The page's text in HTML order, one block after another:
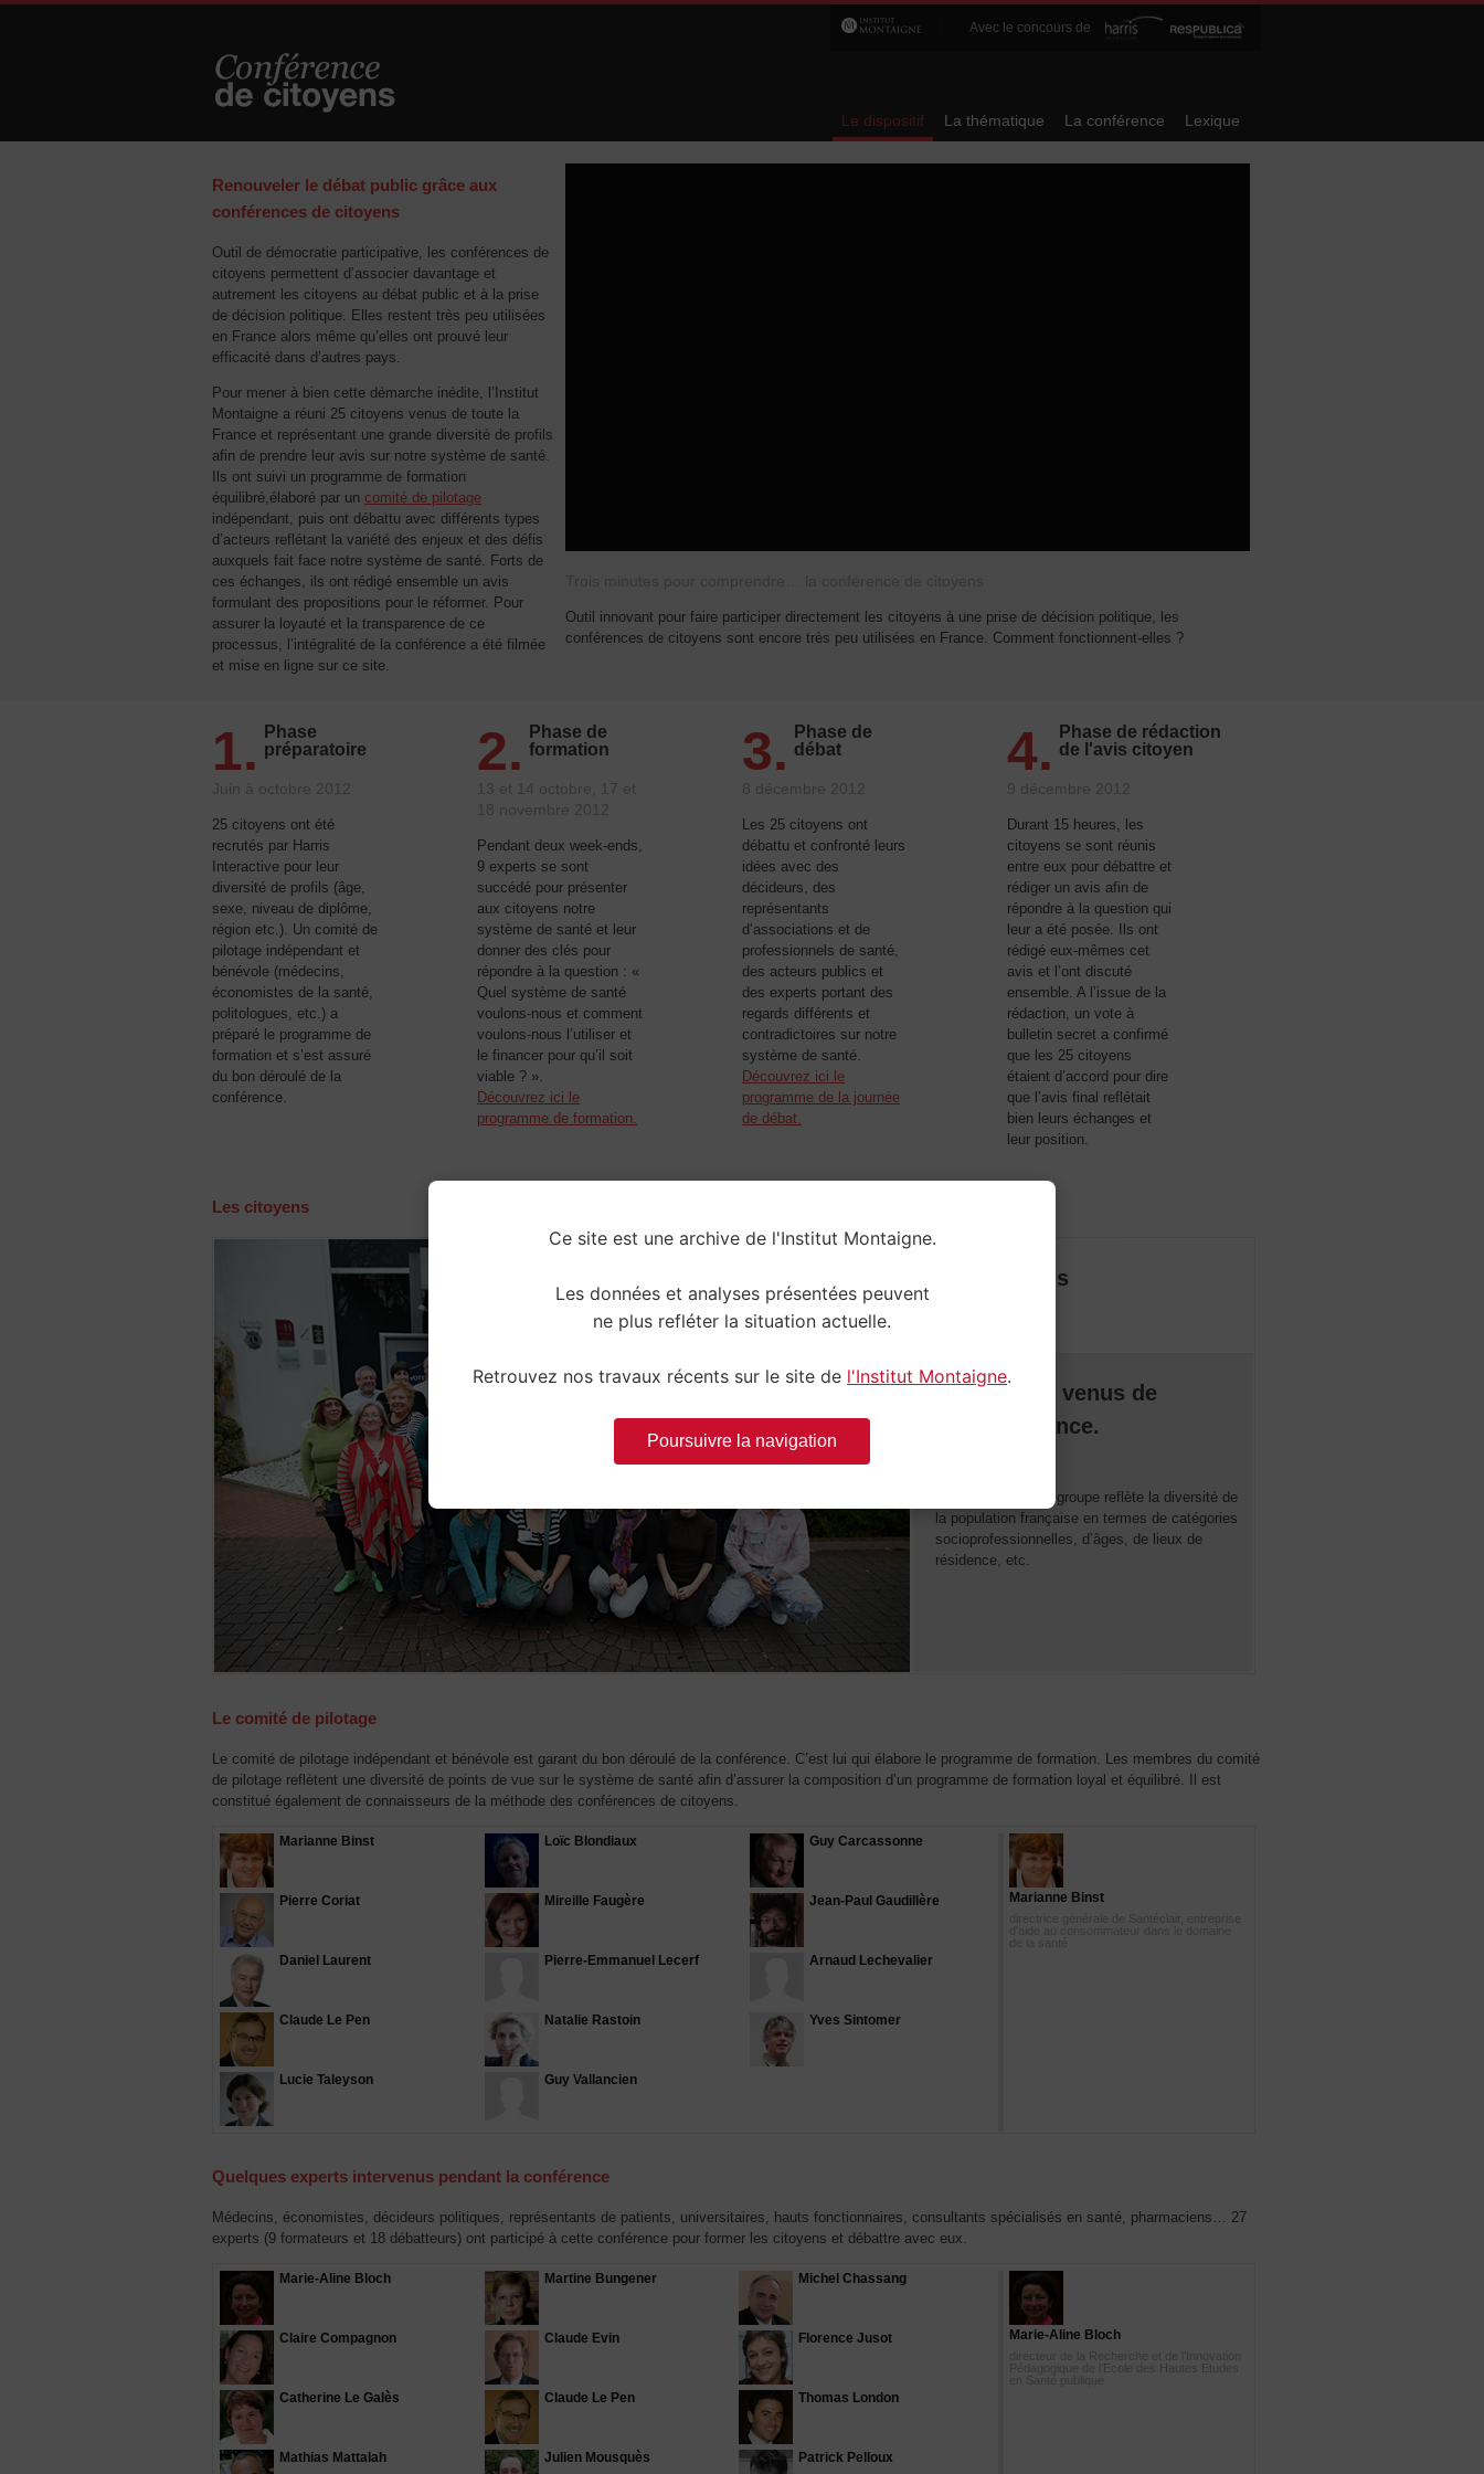
Avec le concours de
Le dispositif La thématique La conférence Lexique
Renouveler le débat public grâce aux
conférences de citoyens
Outil de démocratie participative, les conférences de
citoyens permettent d’associer davantage et
autrement les citoyens au débat public et à la prise
de décision politique. Elles restent très peu utilisées
en France alors même qu’elles ont prouvé leur
efficacité dans d’autres pays.
Pour mener à bien cette démarche inédite, l’Institut
Montaigne a réuni 25 citoyens venus de toute la
France et représentant une grande diversité de profils
afin de prendre leur avis sur notre système de santé.
Ils ont suivi un programme de formation
équilibré,élaboré par un comité de pilotage
indépendant, puis ont débattu avec différents types
d’acteurs reflétant la variété des enjeux et des défis
auxquels fait face notre système de santé. Forts de
ces échanges, ils ont rédigé ensemble un avis
formulant des propositions pour le réformer. Pour
assurer la loyauté et la transparence de ce
processus, l’intégralité de la conférence a été filmée
et mise en ligne sur ce site.
Outil innovant pour faire participer directement les citoyens à une prise de décision politique, les
conférences de citoyens sont encore très peu utilisées en France. Comment fonctionnent-elles ?
1.
Phase
préparatoire
2.
Phase de
formation
3.
Phase de
débat
4.
Phase de rédaction
de l'avis citoyen
Juin à octobre 2012
25 citoyens ont été
recrutés par Harris
Interactive pour leur
diversité de profils (âge,
sexe, niveau de diplôme,
région etc.). Un comité de
pilotage indépendant et
bénévole (médecins,
économistes de la santé,
politologues, etc.) a
préparé le programme de
formation et s’est assuré
du bon déroulé de la
conférence.
13 et 14 octobre, 17 et
18 novembre 2012
Pendant deux week-ends,
9 experts se sont
succédé pour présenter
aux citoyens notre
système de santé et leur
donner des clés pour
répondre à la question : «
Quel système de santé
voulons-nous et comment
voulons-nous l’utiliser et
le financer pour qu’il soit
viable ? ».
Découvrez ici le
programme de formation.
8 décembre 2012
Les 25 citoyens ont
débattu et confronté leurs
idées avec des
décideurs, des
représentants
d’associations et de
professionnels de santé,
des acteurs publics et
des experts portant des
regards différents et
contradictoires sur notre
système de santé.
Découvrez ici le
programme de la journée
de débat.
9 décembre 2012
Durant 15 heures, les
citoyens se sont réunis
entre eux pour débattre et
rédiger un avis afin de
répondre à la question qui
leur a été posée. Ils ont
rédigé eux-mêmes cet
avis et l’ont discuté
ensemble. A l’issue de la
rédaction, un vote à
bulletin secret a confirmé
que les 25 citoyens
étaient d’accord pour dire
que l’avis final reflétait
bien leurs échanges et
leur position.
Les citoyens
Les citoyens
25 citoyens venus de
toute la France.
La composition du groupe reflète la diversité de
la population française en termes de catégories
socioprofessionnelles, d’âges, de lieux de
résidence, etc.
Mireille Longerville
42 ans - De Bergerac (Dordogne)
Le comité de pilotage
Le comité de pilotage indépendant et bénévole est garant du bon déroulé de la conférence. C’est lui qui élabore le programme de formation. Les membres du comité
de pilotage reflètent une diversité de points de vue sur le système de santé afin d’assurer la composition d’un programme de formation loyal et équilibré. Il est
constitué également de connaisseurs de la méthode des conférences de citoyens.
Marianne Binst Loïc Blondiaux Guy Carcassonne
Pierre Coriat Mireille Faugère Jean-Paul Gaudillère
Daniel Laurent Pierre-Emmanuel Lecerf Arnaud Lechevalier
Claude Le Pen Natalie Rastoin Yves Sintomer
Lucie Taleyson Guy Vallancien
Marianne Binst
Quelques experts intervenus pendant la conférence
Médecins, économistes, décideurs politiques, représentants de patients, universitaires, hauts fonctionnaires, consultants spécialisés en santé, pharmaciens… 27
experts (9 formateurs et 18 débatteurs) ont participé à cette conférence pour former les citoyens et débattre avec eux.
Marie-Aline Bloch Martine Bungener Michel Chassang
Claire Compagnon Claude Evin Florence Jusot
Catherine Le Galès Claude Le Pen Thomas London
Mathias Mattalah Julien Mousquès Patrick Pelloux
Marie-Aline Bloch
directeur de la Recherche et de l’Innovation
Pédagogique de l’Ecole des Hautes Etudes
Ce site est une archive de l'Institut Montaigne.
Les données et analyses présentées peuvent
ne plus refléter la situation actuelle.
Retrouvez nos travaux récents sur le site de l'Institut Montaigne.
Poursuivre la navigation